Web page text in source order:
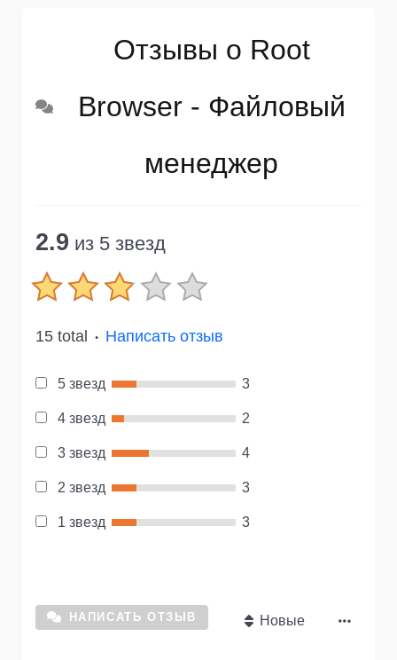
Отзывы о Root
Browser - Файловый
менеджер
2.9 из 5 звезд
15 total ● Написать отзыв
5 звезд 3
4 звезд 2
3 звезд 4
2 звезд 3
1 звезд 3
НАПИСАТЬ ОТЗЫВ Новые